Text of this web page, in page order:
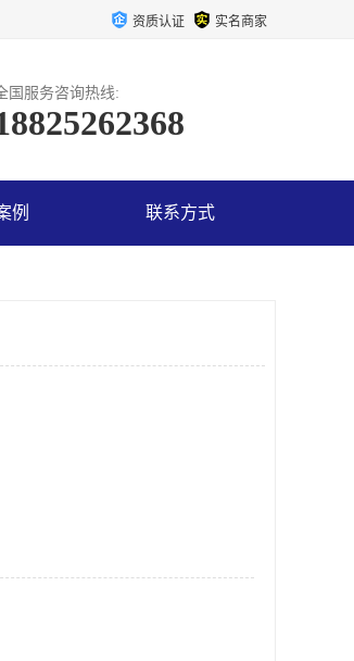
资质认证 实名商家
国服务咨询热线:
例 联系方式